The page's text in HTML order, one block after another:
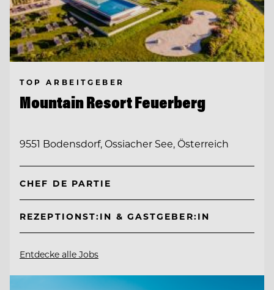
TOP ARBEITGEBER
Mountain Resort Feuerberg
9551 Bodensdorf, Ossiacher See, Österreich
CHEF DE PARTIE
REZEPTIONST:IN & GASTGEBER:IN
Entdecke alle Jobs